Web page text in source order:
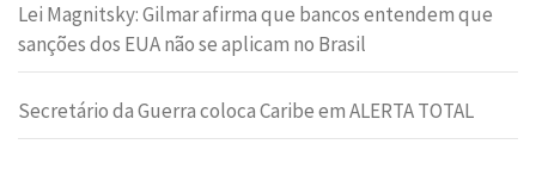
Lei Magnitsky: Gilmar afirma que bancos entendem que
sanções dos EUA não se aplicam no Brasil
Secretário da Guerra coloca Caribe em ALERTA TOTAL